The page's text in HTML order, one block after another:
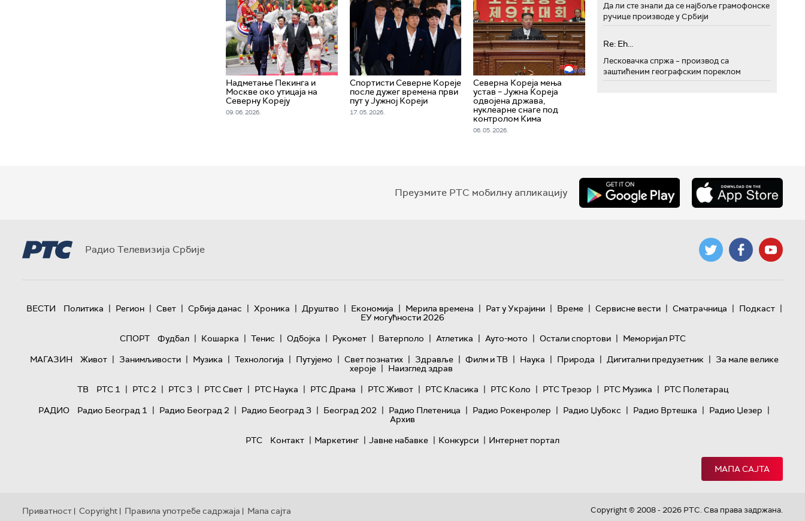
Надметање Пекинга и
Москве око утицаја на
Северну Кореју
09. 06. 2026.
Спортисти Северне Кореје
после дужег времена први
пут у Јужној Кореји
17. 05. 2026.
Северна Кореја мења
устав – Јужна Кореја
одвојена држава,
нуклеарне снаге под
контролом Кима
06. 05. 2026.
Да ли сте знали да се најбоље грамофонске
ручице производе у Србији
Re: Eh...
Лесковачка спржа – производ са
заштићеним географским пореклом
Преузмите РТС мобилну апликацију
Радио Телевизија Србије
ВЕСТИ Политика | Регион | Свет | Србија данас | Хроника | Друштво | Економија | Мерила времена | Рат у Украјини | Време | Сервисне вести | Сматрачница | Подкаст |
ЕУ могућности 2026
СПОРТ
Фудбал | Кошарка | Тенис | Одбојка | Рукомет | Ватерполо | Атлетика | Ауто-мото | Остали спортови | Меморијал РТС
МАГАЗИН
Живот | Занимљивости | Музика | Технологијa | Путујемо | Свет познатих | Здравље | Филм и ТВ | Наука | Природа | Дигитални предузетник | За мале велике
хероје | Наизглед здрав
ТВ
РТС 1 | РТС 2 | РТС 3 | РТС Свет | РТС Наука | РТС Драма | РТС Живот | РТС Класика | РТС Коло | РТС Трезор | РТС Музика | РТС Полетарац
РАДИО
Радио Београд 1 | Радио Београд 2 | Радио Београд 3 | Београд 202 | Радио Плетеница | Радио Рокенролер | Радио Џубокс | Радио Вртешка | Радио Џезер |
Архив
РТС
Контакт | Маркетинг | Јавне набавке | Конкурси | Интернет портал
МАПА САЈТА
Приватност | Copyright | Правила употребе садржаја | Мапа сајта Copyright © 2008 - 2026 РТС. Сва права задржана.